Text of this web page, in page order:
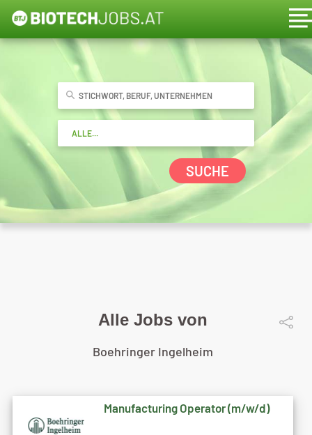
SUCHE
Alle Jobs von
Boehringer Ingelheim
Manufacturing Operator (m/w/d)